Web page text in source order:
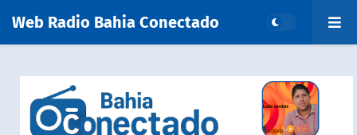
Web Radio Bahia Conectado